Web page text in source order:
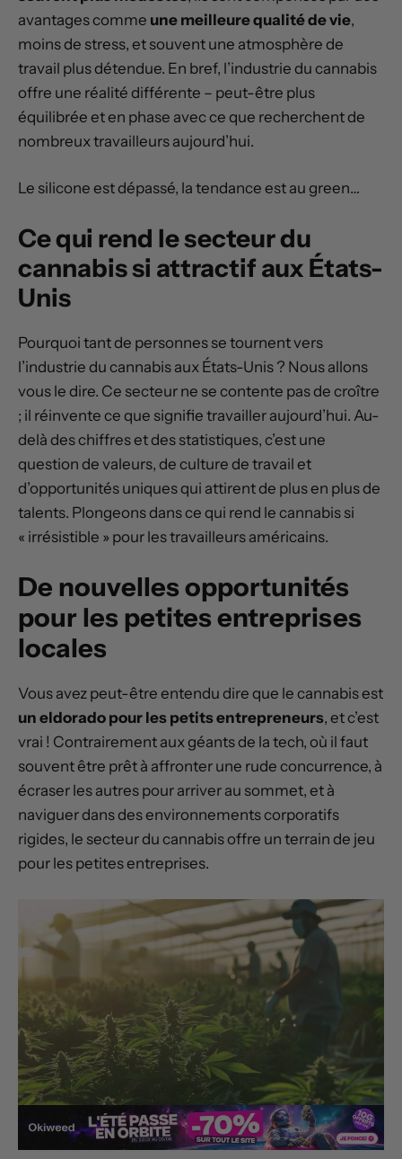
avantages comme une meilleure qualité de vie,
moins de stress, et souvent une atmosphère de
travail plus détendue. En bref, l’industrie du cannabis
offre une réalité différente – peut-être plus
équilibrée et en phase avec ce que recherchent de
nombreux travailleurs aujourd’hui.
Le silicone est dépassé, la tendance est au green…
Ce qui rend le secteur du
cannabis si attractif aux États-
Unis
Pourquoi tant de personnes se tournent vers
l’industrie du cannabis aux États-Unis ? Nous allons
vous le dire. Ce secteur ne se contente pas de croître
; il réinvente ce que signifie travailler aujourd’hui. Au-
delà des chiffres et des statistiques, c’est une
question de valeurs, de culture de travail et
d’opportunités uniques qui attirent de plus en plus de
talents. Plongeons dans ce qui rend le cannabis si
« irrésistible » pour les travailleurs américains.
De nouvelles opportunités
pour les petites entreprises
locales
Vous avez peut-être entendu dire que le cannabis est
un eldorado pour les petits entrepreneurs, et c’est
vrai ! Contrairement aux géants de la tech, où il faut
souvent être prêt à affronter une rude concurrence, à
écraser les autres pour arriver au sommet, et à
naviguer dans des environnements corporatifs
rigides, le secteur du cannabis offre un terrain de jeu
pour les petites entreprises.